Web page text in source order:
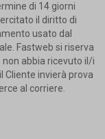
di 14 giorni
il diritto di
usato dal
Fastweb si riserva
abbia ricevuto il/i
Cliente invierà prova
al corriere.